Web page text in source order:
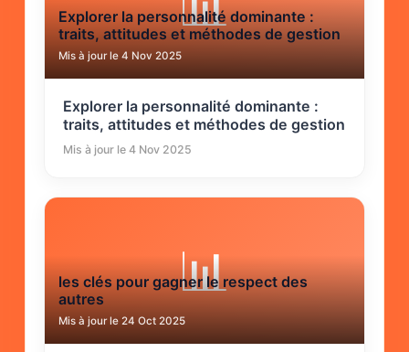
Explorer la personnalité dominante :
traits, attitudes et méthodes de gestion
Mis à jour le 4 Nov 2025
Explorer la personnalité dominante :
traits, attitudes et méthodes de gestion
Mis à jour le 4 Nov 2025
📊
les clés pour gagner le respect des
autres
Mis à jour le 24 Oct 2025